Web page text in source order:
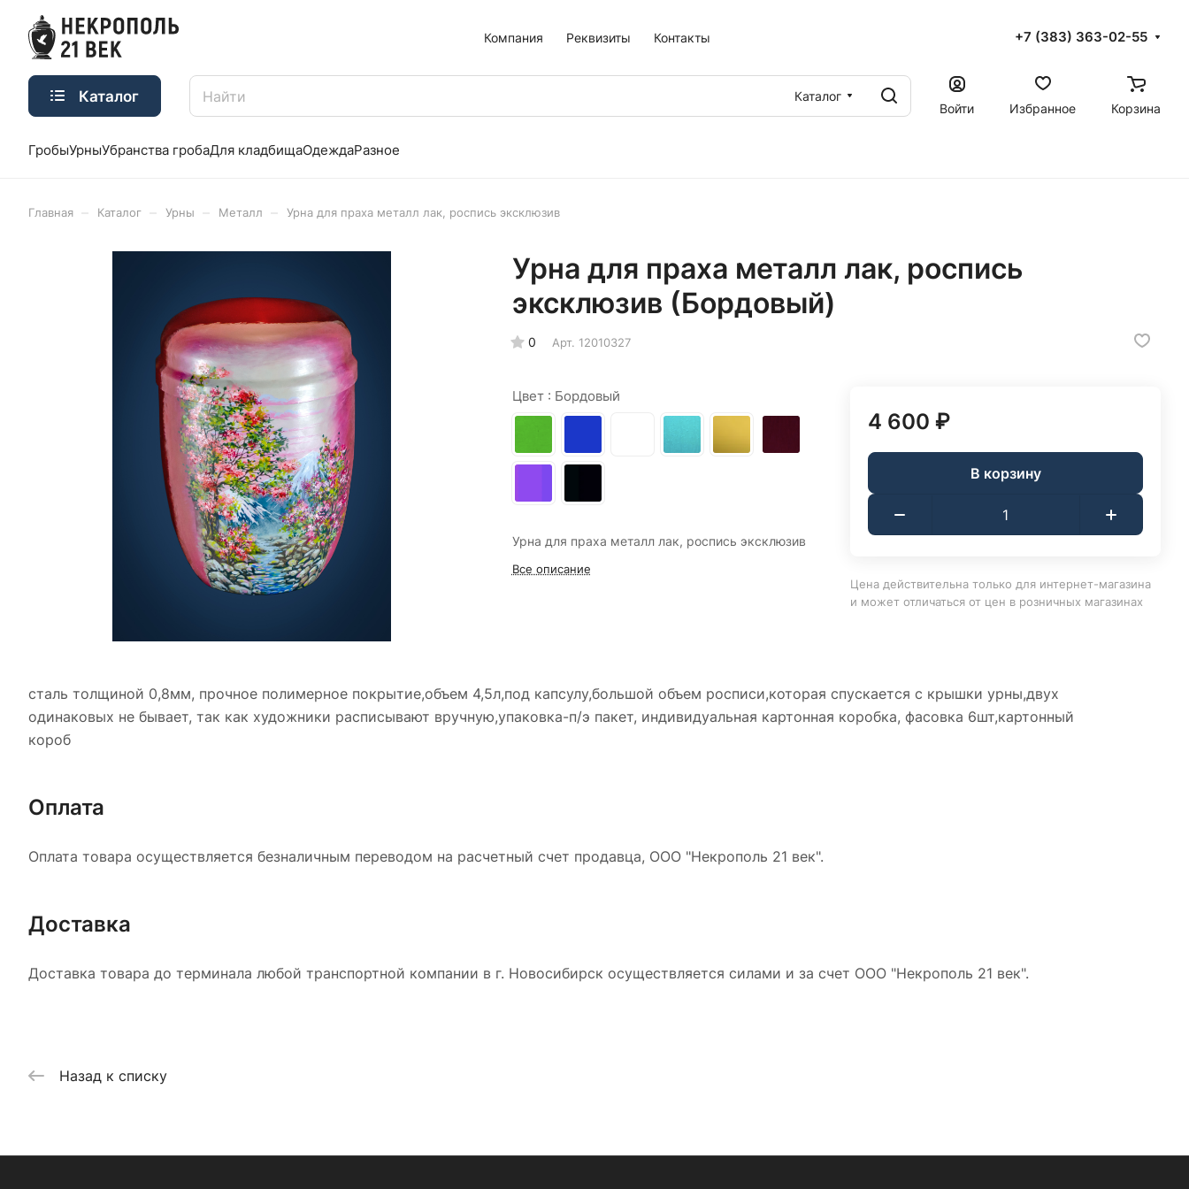
Компания Реквизиты Контакты +7 (383) 363-02-55
Каталог
Каталог
Войти
Избранное Корзина
ГробыУрныУбранства гробаДля кладбищаОдеждаРазное
Главная Каталог Урны Металл Урна для праха металл лак, роспись эксклюзив
Урна для праха металл лак, роспись
эксклюзив (Бордовый)
0 Арт. 12010327
Цвет : Бордовый
Урна для праха металл лак, роспись эксклюзив
Все описание
4 600 ₽
В корзину
Цена действительна только для интернет-магазина
и может отличаться от цен в розничных магазинах
сталь толщиной 0,8мм, прочное полимерное покрытие,объем 4,5л,под капсулу,большой объем росписи,которая спускается с крышки урны,двух
одинаковых не бывает, так как художники расписывают вручную,упаковка-п/э пакет, индивидуальная картонная коробка, фасовка 6шт,картонный
короб
Оплата
Оплата товара осуществляется безналичным переводом на расчетный счет продавца, ООО "Некрополь 21 век".
Доставка
Доставка товара до терминала любой транспортной компании в г. Новосибирск осуществляется силами и за счет ООО "Некрополь 21 век".
Назад к списку